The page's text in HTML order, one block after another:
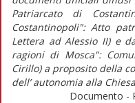
Patriarcato di
Costantinopoli": Atto
Lettera ad Alessio II) e
ragioni di Mosca":
Cirillo) a proposito della
dell’ autonomia alla
Documento -